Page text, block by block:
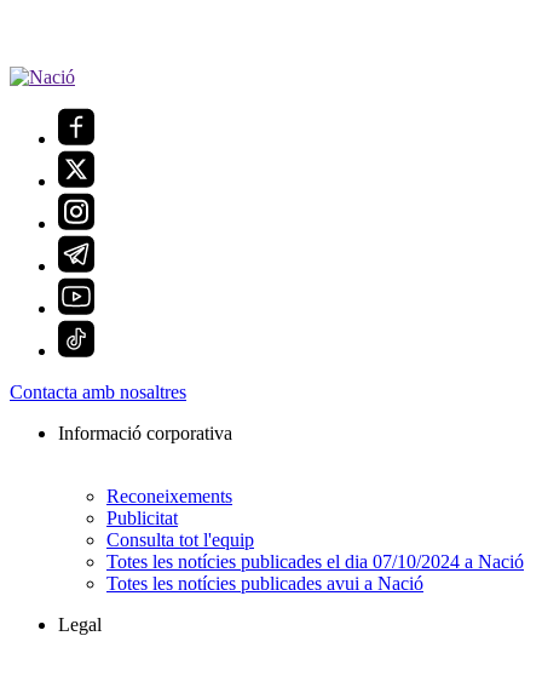
Contacta amb nosaltres
Informació corporativa
Reconeixements
Publicitat
Consulta tot l'equip
Totes les notícies publicades el dia 07/10/2024 a Nació
Totes les notícies publicades avui a Nació
Legal